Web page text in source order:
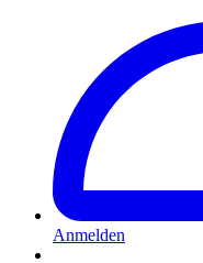
Anmelden